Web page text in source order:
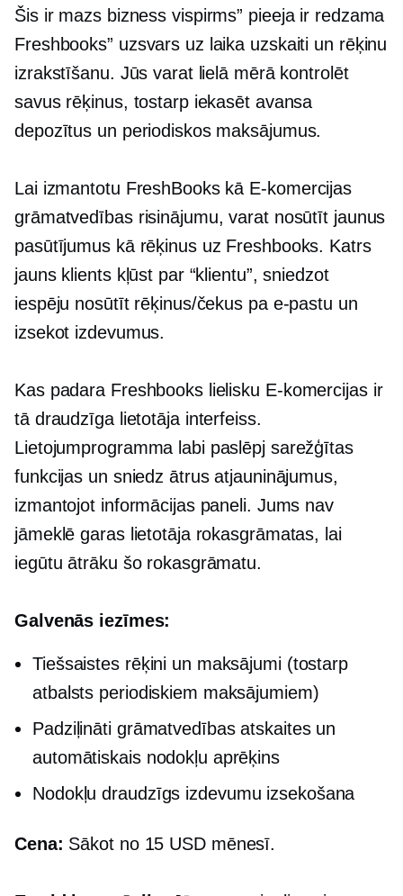
Šis ir mazs bizness vispirms” pieeja ir redzama
Freshbooks” uzsvars uz laika uzskaiti un rēķinu
izrakstīšanu. Jūs varat lielā mērā kontrolēt
savus rēķinus, tostarp iekasēt avansa
depozītus un periodiskos maksājumus.
Lai izmantotu FreshBooks kā E-komercijas
grāmatvedības risinājumu, varat nosūtīt jaunus
pasūtījumus kā rēķinus uz Freshbooks. Katrs
jauns klients kļūst par “klientu”, sniedzot
iespēju nosūtīt rēķinus/čekus pa e-pastu un
izsekot izdevumus.
Kas padara Freshbooks lielisku E-komercijasir
tā draudzīga lietotāja interfeiss.
Lietojumprogramma labi paslēpj sarežģītas
funkcijas un sniedz ātrus atjauninājumus,
izmantojot informācijas paneli. Jums nav
jāmeklē garas lietotāja rokasgrāmatas, lai
iegūtu ātrāku šo rokasgrāmatu.
Galvenās iezīmes:
Tiešsaistes rēķini un maksājumi (tostarp
atbalsts periodiskiem maksājumiem)
Padziļinātigrāmatvedības atskaites un
automātiskais nodokļu aprēķins
Nodokļu draudzīgs izdevumu izsekošana
Cena: Sākot no 15 USD mēnesī.